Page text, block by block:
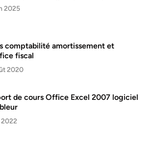
2025
comptabilité amortissement et
fiscal
2020
de cours Office Excel 2007 logiciel
2022